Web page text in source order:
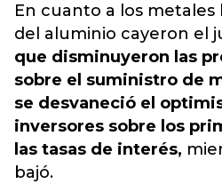
En cuanto a los metales
del aluminio cayeron el
que disminuyeron las
sobre el suministro de
se desvaneció el
inversores sobre los
las tasas de interés,
bajó.